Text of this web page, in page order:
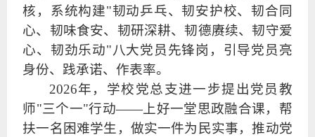
核，系统构建"韧动乒乓、韧安护校、韧合同
心、韧味食安、韧研深耕、韧德赓续、韧守爱
心、韧劲乐动"八大党员先锋岗，引导党员亮
身份、践承诺、作表率。
2026年，学校党总支进一步提出党员教
师"三个一"行动——上好一堂思政融合课，帮
扶一名困难学生，做实一件为民实事，推动党